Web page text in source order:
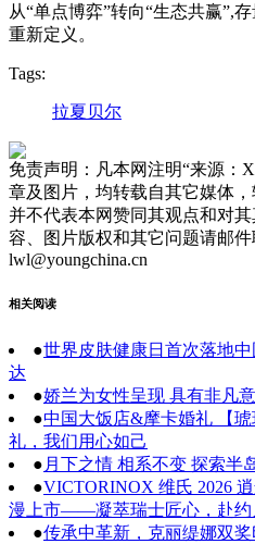
从“单点博弈”转向“生态共赢”,
重新定义。
Tags:
拉夏贝尔
免责声明：凡本网注明“来源：
章及图片，均转载自其它媒体
并不代表本网赞同其观点和对
容、图片版权和其它问题请邮件
lwl@youngchina.cn
相关阅读
●世界皮肤健康日首次落地
达
●娇兰为女性呈现 具有非凡
●中国大饭店&摩卡婚礼 【
礼，我们用心如己
● 月下之情 相系不变 探索半
●VICTORINOX 维氏 2026
漫上市——凝萃瑞士匠心，赴约
●传承中革新，克丽缇娜双奖